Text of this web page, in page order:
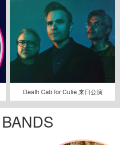
Death Cab for Cutie 来日公演